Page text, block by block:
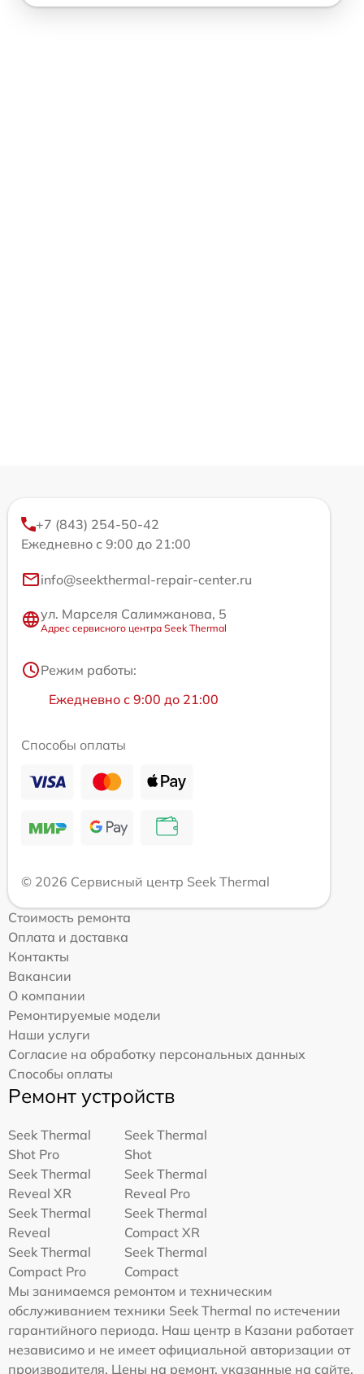
+7 (843) 254-50-42
Ежедневно с 9:00 до 21:00
info@seekthermal-repair-center.ru
ул. Марселя Салимжанова, 5
Адрес сервисного центра Seek Thermal
Режим работы:
Ежедневно с 9:00 до 21:00
Способы оплаты
© 2026 Сервисный центр Seek Thermal
Стоимость ремонта
Оплата и доставка
Контакты
Вакансии
О компании
Ремонтируемые модели
Наши услуги
Согласие на обработку персональных данных
Способы оплаты
Ремонт устройств
Seek Thermal
Shot Pro
Seek Thermal
Shot
Seek Thermal
Reveal XR
Seek Thermal
Reveal Pro
Seek Thermal
Reveal
Seek Thermal
Compact XR
Seek Thermal
Compact Pro
Seek Thermal
Compact
Мы занимаемся ремонтом и техническим
обслуживанием техники Seek Thermal по истечении
гарантийного периода. Наш центр в Казани работает
независимо и не имеет официальной авторизации от
производителя. Цены на ремонт, указанные на сайте,